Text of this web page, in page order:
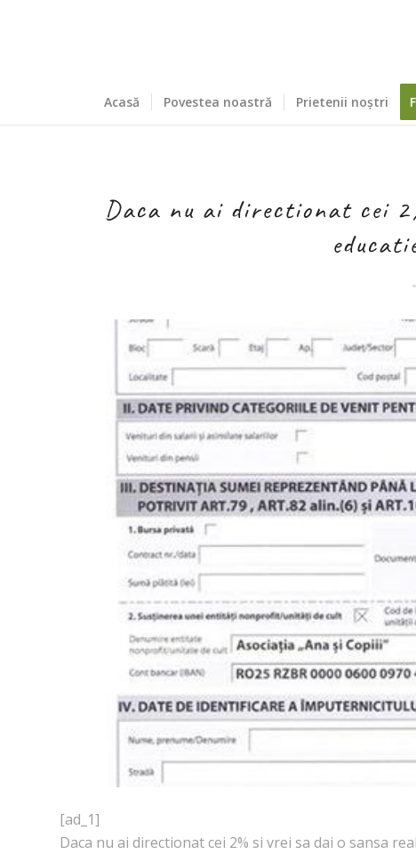
Acasă Povestea noastră Prietenii noștri
Daca nu ai directionat cei
[ad_1]
Daca nu ai directionat cei 2% si vrei sa dai o sansa